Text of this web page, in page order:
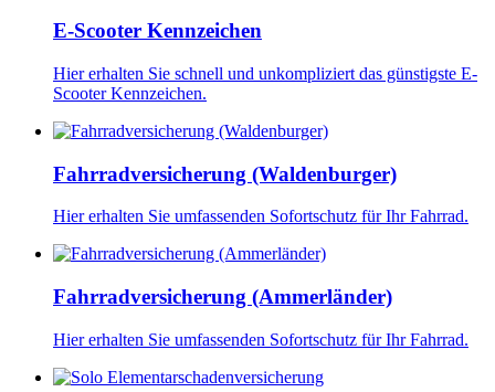
E-Scooter Kennzeichen
Hier erhalten Sie schnell und unkompliziert das günstigste E-
Scooter Kennzeichen.
Fahrradversicherung (Waldenburger)
Hier erhalten Sie umfassenden Sofortschutz für Ihr Fahrrad.
Fahrradversicherung (Ammerländer)
Hier erhalten Sie umfassenden Sofortschutz für Ihr Fahrrad.